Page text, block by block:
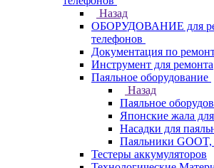
Назад
ОБОРУДОВАНИЕ для
телефонов
Документация по
Инструмент для ремонта
Паяльное оборудование
Назад
Паяльное
Японские жала
Насадки для
Паяльники
Тестеры аккумуляторов